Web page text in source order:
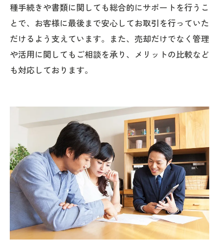
種手続きや書類に関しても総合的にサポートを行うこ
とで、お客様に最後まで安心してお取引を行っていた
だけるよう支えています。また、売却だけでなく管理
や活用に関してもご相談を承り、メリットの比較など
も対応しております。